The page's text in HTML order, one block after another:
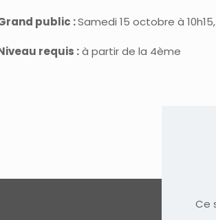
public :Samedi 15 octobre à 10h15,
requis :à partir de la 4ème
Ce